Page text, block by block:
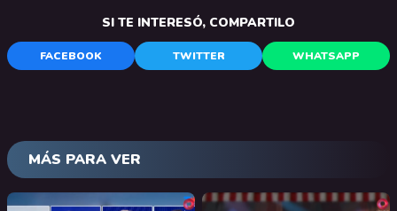
SI TE INTERESÓ, COMPARTILO
FACEBOOK TWITTER WHATSAPP
MÁS PARA VER